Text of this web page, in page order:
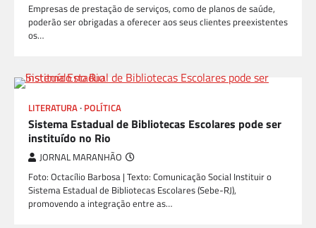
Empresas de prestação de serviços, como de planos de saúde,
poderão ser obrigadas a oferecer aos seus clientes preexistentes
os…
LITERATURA POLÍTICA
Sistema Estadual de Bibliotecas Escolares pode ser
instituído no Rio
JORNAL MARANHÃO
Foto: Octacílio Barbosa | Texto: Comunicação Social Instituir o
Sistema Estadual de Bibliotecas Escolares (Sebe-RJ),
promovendo a integração entre as…